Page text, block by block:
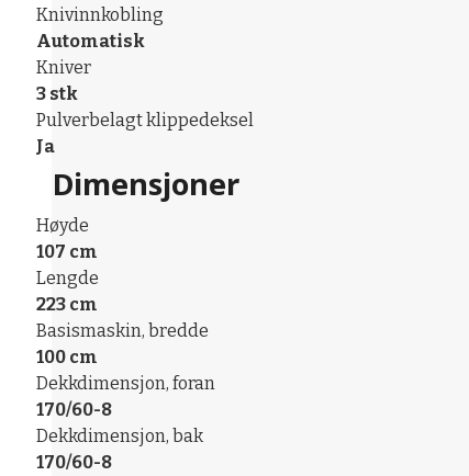
Knivinnkobling
Automatisk
Kniver
3 stk
Pulverbelagt klippedeksel
Ja
Dimensjoner
Høyde
107 cm
Lengde
223 cm
Basismaskin, bredde
100 cm
Dekkdimensjon, foran
170/60-8
Dekkdimensjon, bak
170/60-8